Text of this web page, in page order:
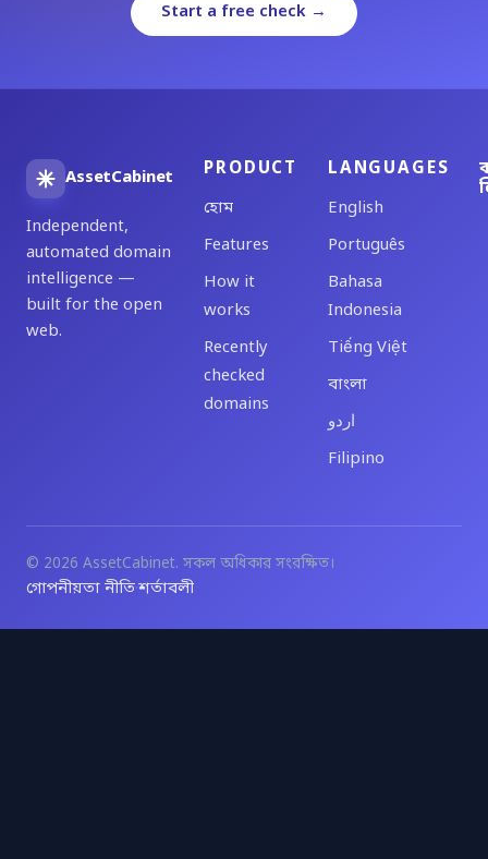
Start a free check →
AssetCabinet
Independent,
automated domain
intelligence —
built for the open
web.
PRODUCT
হোম
Features
How it
works
Recently
checked
domains
LANGUAGES
English
Português
Bahasa
Indonesia
Tiếng Việt
বাংলা
اردو
Filipino
© 2026 AssetCabinet. সকল অধিকার সংরক্ষিত।
গোপনীয়তা নীতি·শর্তাবলী